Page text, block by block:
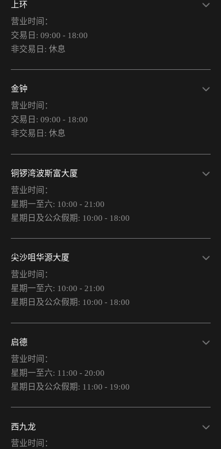
上环
营业时间：
交易日: 09:00 - 18:00
非交易日: 休息
金钟
营业时间：
交易日: 09:00 - 18:00
非交易日: 休息
铜锣湾波斯富大厦
营业时间：
星期一至六: 10:00 - 21:00
星期日及公众假期: 10:00 - 18:00
尖沙咀华源大厦
营业时间：
星期一至六: 10:00 - 21:00
星期日及公众假期: 10:00 - 18:00
启德
营业时间：
星期一至六: 11:00 - 20:00
星期日及公众假期: 11:00 - 19:00
西九龙
营业时间：